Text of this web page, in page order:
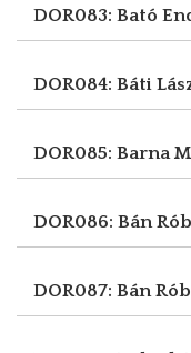
DOR083: Bató
DOR084: Báti
DOR085: Barna
DOR086: Bán
DOR087: Bán